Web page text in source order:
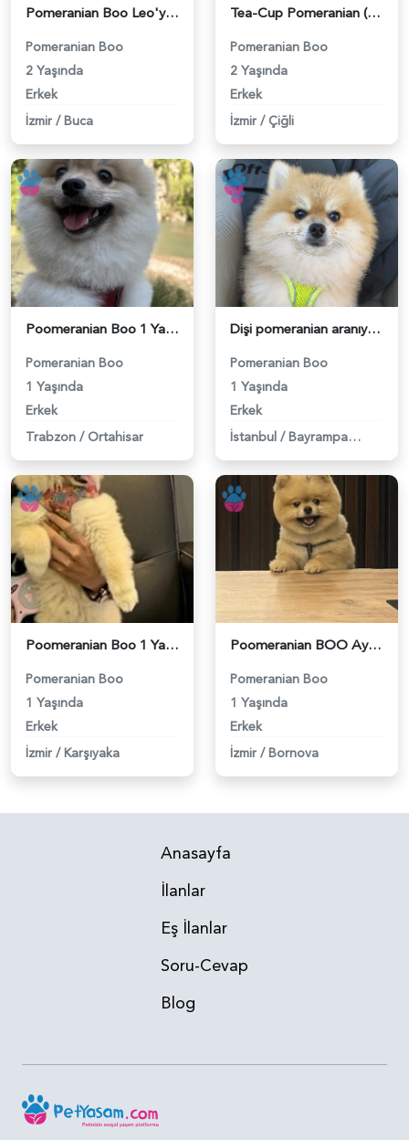
Pomeranian Boo Leo'ya Eş Arıyorum - 118984191
Pomeranian Boo
2 Yaşında
Erkek
İzmir / Buca
Tea-Cup Pomeranian (Boo) Erkek Köpeğim İçin Uygun Dişi Eş Aranıyor! - 118984139
Pomeranian Boo
2 Yaşında
Erkek
İzmir / Çiğli
Poomeranian Boo 1 Yaşında Erkek Köpeğim Eş Arıyor - 118984099
Pomeranian Boo
1 Yaşında
Erkek
Trabzon / Ortahisar
Dişi pomeranian aranıyor ciflestirmek için 3 kg - 118984387
Pomeranian Boo
1 Yaşında
Erkek
İstanbul / Bayrampaşa
Poomeranian Boo 1 Yaşında Köpeğim Eş Arıyor - 118984093
Pomeranian Boo
1 Yaşında
Erkek
İzmir / Karşıyaka
Poomeranian BOO Ayı surat dişi aramaktayız - 118984094
Pomeranian Boo
1 Yaşında
Erkek
İzmir / Bornova
Anasayfa
İlanlar
Eş İlanlar
Soru-Cevap
Blog